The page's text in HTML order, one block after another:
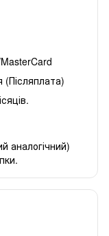
аналогічний)